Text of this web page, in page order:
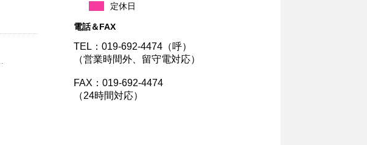
定休日
電話＆FAX
TEL：019-692-4474（呼）
（営業時間外、留守電対応）
FAX：019-692-4474
（24時間対応）